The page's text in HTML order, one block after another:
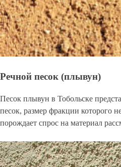
Речной песок (плывун)
Песок плывун в Тобольске
песок, размер фракции которого
порождает спрос на материал